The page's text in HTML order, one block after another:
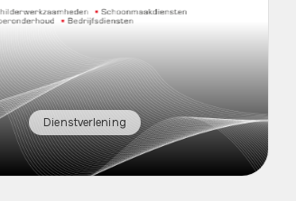
Dienstverlening